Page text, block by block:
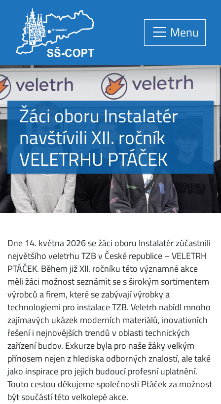
Menu
Žáci oboru Instalatér
navštívili XII. ročník
VELETRHU PTÁČEK
Dne 14. května 2026 se žáci oboru Instalatér zúčastnili
největšího veletrhu TZB v České republice – VELETRH
PTÁČEK. Během již XII. ročníku této významné akce
měli žáci možnost seznámit se s širokým sortimentem
výrobců a firem, které se zabývají výrobky a
technologiemi pro instalace TZB. Veletrh nabídl mnoho
zajímavých ukázek moderních materiálů, inovativních
řešení i nejnovějších trendů v oblasti technických
zařízení budov. Exkurze byla pro naše žáky velkým
přínosem nejen z hlediska odborných znalostí, ale také
jako inspirace pro jejich budoucí profesní uplatnění.
Touto cestou děkujeme společnosti Ptáček za možnost
být součástí této velkolepé akce.